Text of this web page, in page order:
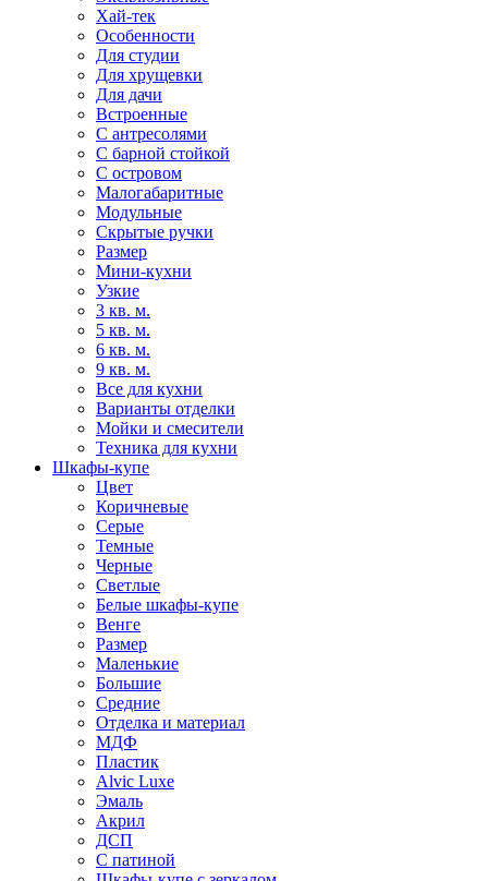
Хай-тек
Особенности
Для студии
Для хрущевки
Для дачи
Встроенные
С антресолями
С барной стойкой
С островом
Малогабаритные
Модульные
Скрытые ручки
Размер
Мини-кухни
Узкие
3 кв. м.
5 кв. м.
6 кв. м.
9 кв. м.
Все для кухни
Варианты отделки
Мойки и смесители
Техника для кухни
Шкафы-купе
Цвет
Коричневые
Серые
Темные
Черные
Светлые
Белые шкафы-купе
Венге
Размер
Маленькие
Большие
Средние
Отделка и материал
МДФ
Пластик
Alvic Luxe
Эмаль
Акрил
ДСП
С патиной